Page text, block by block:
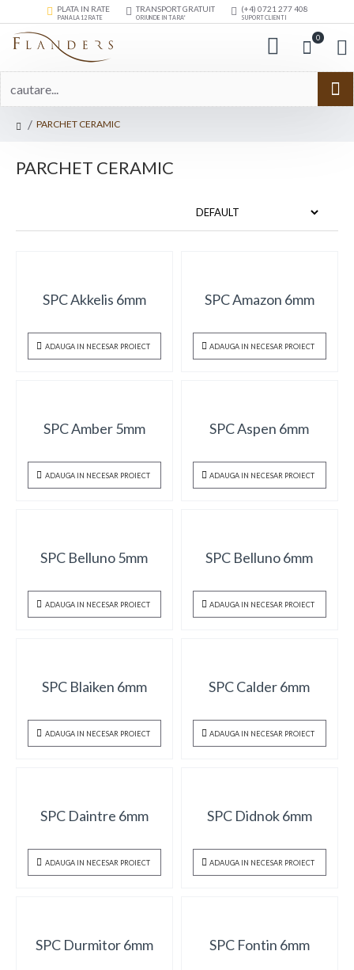
PLATA IN RATE
PANA LA 12 RATE
TRANSPORT GRATUIT
ORIUNDE IN TARA*
(+4) 0721 277 408
SUPORT CLIENTI
0
PARCHET CERAMIC
PARCHET CERAMIC
SPC Akkelis 6mm
ADAUGA IN NECESAR PROIECT
SPC Amazon 6mm
ADAUGA IN NECESAR PROIECT
SPC Amber 5mm
ADAUGA IN NECESAR PROIECT
SPC Aspen 6mm
ADAUGA IN NECESAR PROIECT
SPC Belluno 5mm
ADAUGA IN NECESAR PROIECT
SPC Belluno 6mm
ADAUGA IN NECESAR PROIECT
SPC Blaiken 6mm
ADAUGA IN NECESAR PROIECT
SPC Calder 6mm
ADAUGA IN NECESAR PROIECT
SPC Daintre 6mm
ADAUGA IN NECESAR PROIECT
SPC Didnok 6mm
ADAUGA IN NECESAR PROIECT
SPC Durmitor 6mm SPC Fontin 6mm